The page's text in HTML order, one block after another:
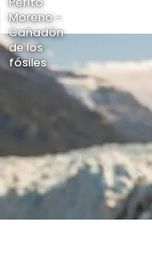
Moreno -
Cañadón
de los
fósiles